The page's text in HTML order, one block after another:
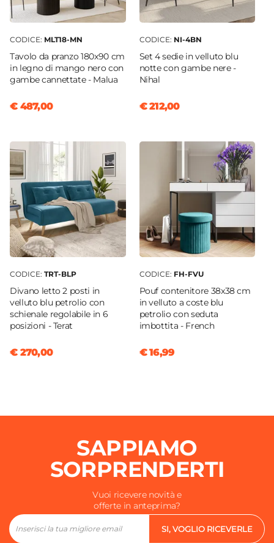
CODICE: MLT18-MN
Tavolo da pranzo 180x90 cm
in legno di mango nero con
gambe cannettate - Malua
€ 487,00
CODICE: NI-4BN
Set 4 sedie in velluto blu
notte con gambe nere -
Nihal
€ 212,00
CODICE: TRT-BLP
Divano letto 2 posti in
velluto blu petrolio con
schienale regolabile in 6
posizioni - Terat
€ 270,00
CODICE: FH-FVU
Pouf contenitore 38x38 cm
in velluto a coste blu
petrolio con seduta
imbottita - French
€ 16,99
SAPPIAMO
SORPRENDERTI
Vuoi ricevere novità e
offerte in anteprima?
SI, VOGLIO RICEVERLE